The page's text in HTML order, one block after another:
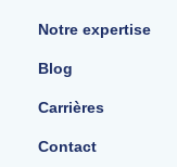
Notre expertise
Blog
Carrières
Contact